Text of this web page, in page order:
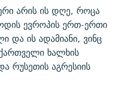
არის ის დღე, როცა
ევროპის ერთ-ერთი
და ის ადამიანი, ვინც
ხალხის
რუსეთის აგრესიის